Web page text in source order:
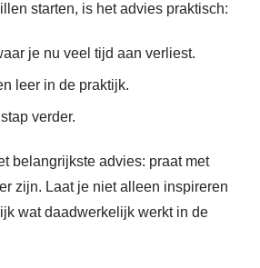
starten, is het advies praktisch:
je nu veel tijd aan verliest.
leer in de praktijk.
verder.
belangrijkste advies: praat met
zijn. Laat je niet alleen inspireren
wat daadwerkelijk werkt in de